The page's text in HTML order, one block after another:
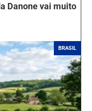
Danone vai muito
BRASIL